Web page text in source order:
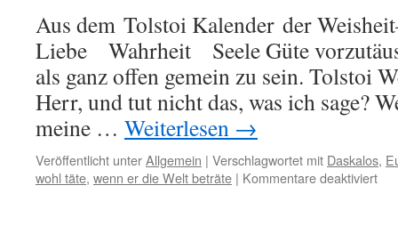
Aus dem Tolstoi Kalender der
Liebe Wahrheit Seele Güte
als ganz offen gemein zu sein. Tolstoi
Herr, und tut nicht das, was ich sage?
meine … Weiterlesen →
Veröffentlicht unterAllgemein | Verschlagwortet mit Daskalos,
wohl täte, wenn er die Welt beträte | Kommentare deaktiviertfür